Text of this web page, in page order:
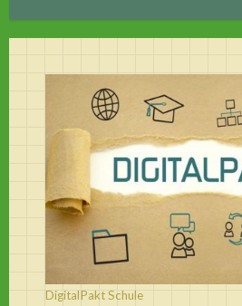
DigitalPakt Schule